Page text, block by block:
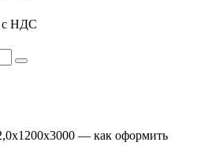
с НДС
— как оформить